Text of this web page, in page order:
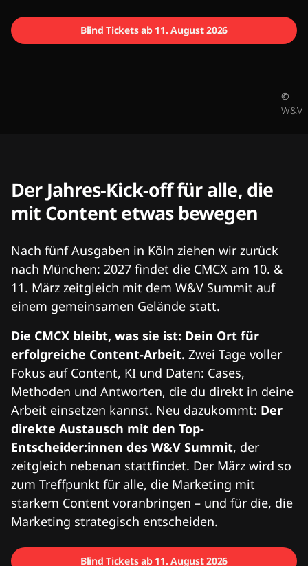
Blind Tickets ab 11. August 2026
©
W&V
Der Jahres-Kick-off für alle, die
mit Content etwas bewegen
Nach fünf Ausgaben in Köln ziehen wir zurück
nach München: 2027 findet die CMCX am 10. &
11. März zeitgleich mit dem W&V Summit auf
einem gemeinsamen Gelände statt.
Die CMCX bleibt, was sie ist: Dein Ort für
erfolgreiche Content-Arbeit. Zwei Tage voller
Fokus auf Content, KI und Daten: Cases,
Methoden und Antworten, die du direkt in deine
Arbeit einsetzen kannst. Neu dazukommt: Der
direkte Austausch mit den Top-
Entscheider:innen des W&V Summit, der
zeitgleich nebenan stattfindet. Der März wird so
zum Treffpunkt für alle, die Marketing mit
starkem Content voranbringen – und für die, die
Marketing strategisch entscheiden.
Blind Tickets ab 11. August 2026